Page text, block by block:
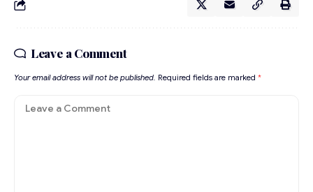
Leave a Comment
Your email address will not be published. Required fields are marked *